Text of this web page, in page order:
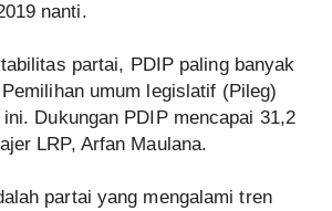
nanti.
partai, PDIP paling banyak
umum legislatif (Pileg)
Dukungan PDIP mencapai 31,2
LRP, Arfan Maulana.
partai yang mengalami tren